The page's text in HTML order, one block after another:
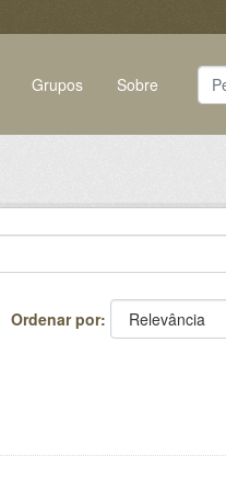
Grupos Sobre
Ordenar por